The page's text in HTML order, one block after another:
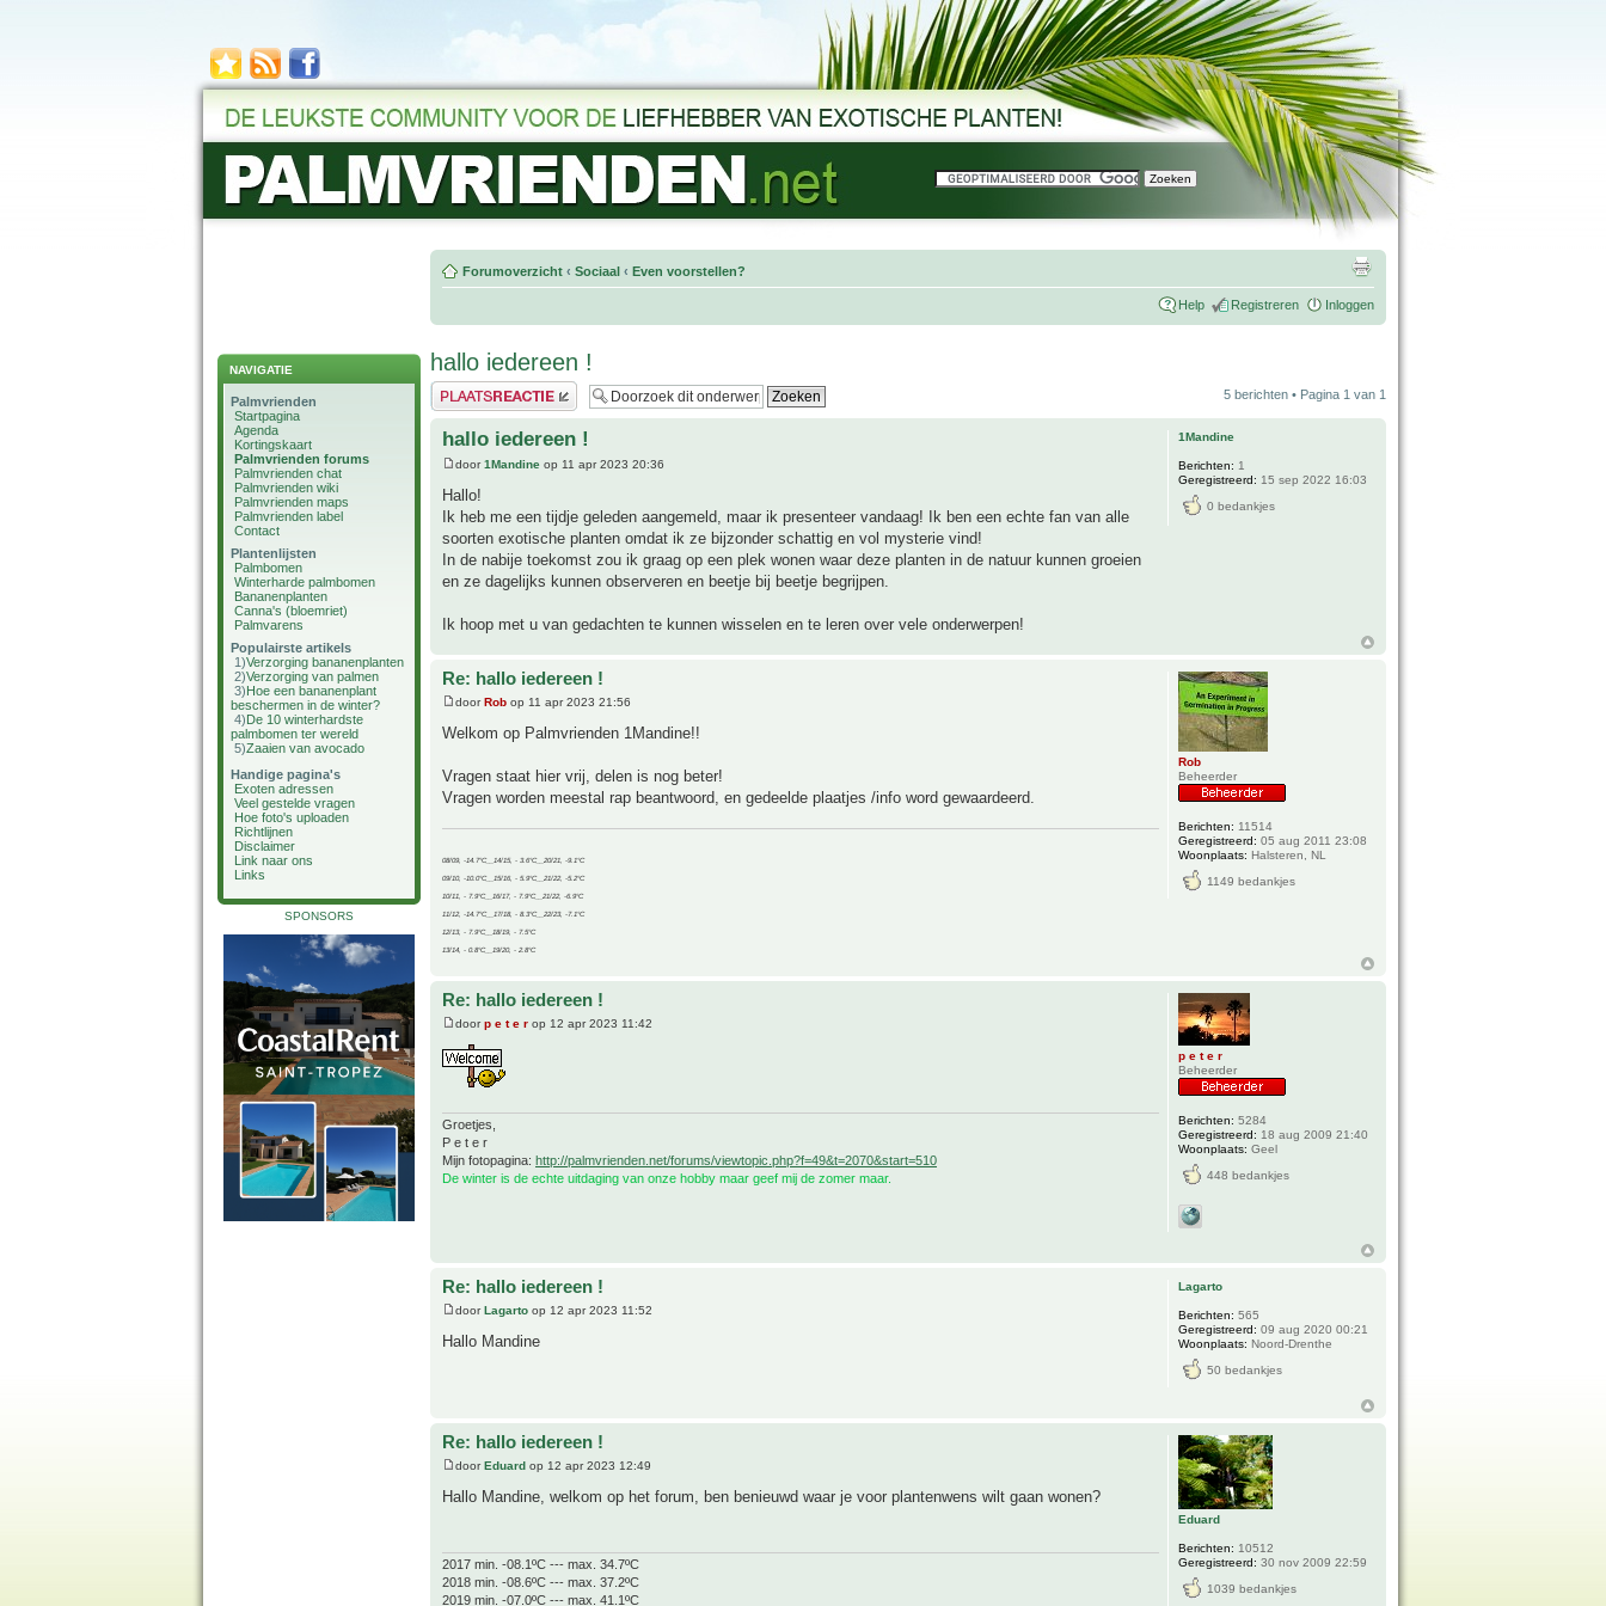
NAVIGATIE
Palmvrienden
Startpagina
Agenda
Kortingskaart
Palmvrienden forums
Palmvrienden chat
Palmvrienden wiki
Palmvrienden maps
Palmvrienden label
Contact
Plantenlijsten
Palmbomen
Winterharde palmbomen
Bananenplanten
Canna's (bloemriet)
Palmvarens
Populairste artikels
1)Verzorging bananenplanten
2)Verzorging van palmen
3)Hoe een bananenplant
beschermen in de winter?
4)De 10 winterhardste
palmbomen ter wereld
5)Zaaien van avocado
Handige pagina's
Exoten adressen
Veel gestelde vragen
Hoe foto's uploaden
Richtlijnen
Disclaimer
Link naar ons
Links
SPONSORS
Forumoverzicht ‹ Sociaal ‹ Even voorstellen?
Help Registreren Inloggen
hallo iedereen !
Plaats een reactie 5 berichten • Pagina 1 van 1
hallo iedereen !
door1Mandine op 11 apr 2023 20:36
Hallo!
Ik heb me een tijdje geleden aangemeld, maar ik presenteer vandaag! Ik ben een echte fan van alle
soorten exotische planten omdat ik ze bijzonder schattig en vol mysterie vind!
In de nabije toekomst zou ik graag op een plek wonen waar deze planten in de natuur kunnen groeien
en ze dagelijks kunnen observeren en beetje bij beetje begrijpen.
Ik hoop met u van gedachten te kunnen wisselen en te leren over vele onderwerpen!
1Mandine
Berichten: 1
Geregistreerd: 15 sep 2022 16:03
0 bedankjes
Re: hallo iedereen !
doorRob op 11 apr 2023 21:56
Welkom op Palmvrienden 1Mandine!!
Vragen staat hier vrij, delen is nog beter!
Vragen worden meestal rap beantwoord, en gedeelde plaatjes /info word gewaardeerd.
08/09, -14.7°C__14/15, - 3.6°C__20/21, -9.1°C
09/10, -10.0°C__15/16, - 5.9°C__21/22, -5.2°C
10/11, - 7.9°C__16/17, - 7.9°C__21/22, -6.9°C
11/12, -14.7°C__17/18, - 8.3°C__22/23, -7.1°C
12/13, - 7.9°C__18/19, - 7.5°C
13/14, - 0.8°C__19/20, - 2.8°C
Rob
Beheerder
Berichten: 11514
Geregistreerd: 05 aug 2011 23:08
Woonplaats: Halsteren, NL
1149 bedankjes
Re: hallo iedereen !
doorp e t e r op 12 apr 2023 11:42
Groetjes,
P e t e r
Mijn fotopagina: http://palmvrienden.net/forums/viewtopic.php?f=49&t=2070&start=510
De winter is de echte uitdaging van onze hobby maar geef mij de zomer maar.
p e t e r
Beheerder
Berichten: 5284
Geregistreerd: 18 aug 2009 21:40
Woonplaats: Geel
448 bedankjes
Re: hallo iedereen !
doorLagarto op 12 apr 2023 11:52
Hallo Mandine
Lagarto
Berichten: 565
Geregistreerd: 09 aug 2020 00:21
Woonplaats: Noord-Drenthe
50 bedankjes
Re: hallo iedereen !
doorEduard op 12 apr 2023 12:49
Hallo Mandine, welkom op het forum, ben benieuwd waar je voor plantenwens wilt gaan wonen?
2017 min. -08.1ºC --- max. 34.7ºC
2018 min. -08.6ºC --- max. 37.2ºC
2019 min. -07.0ºC --- max. 41.1ºC
Eduard
Berichten: 10512
Geregistreerd: 30 nov 2009 22:59
1039 bedankjes